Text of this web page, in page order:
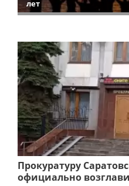
лет
Прокуратуру
официально